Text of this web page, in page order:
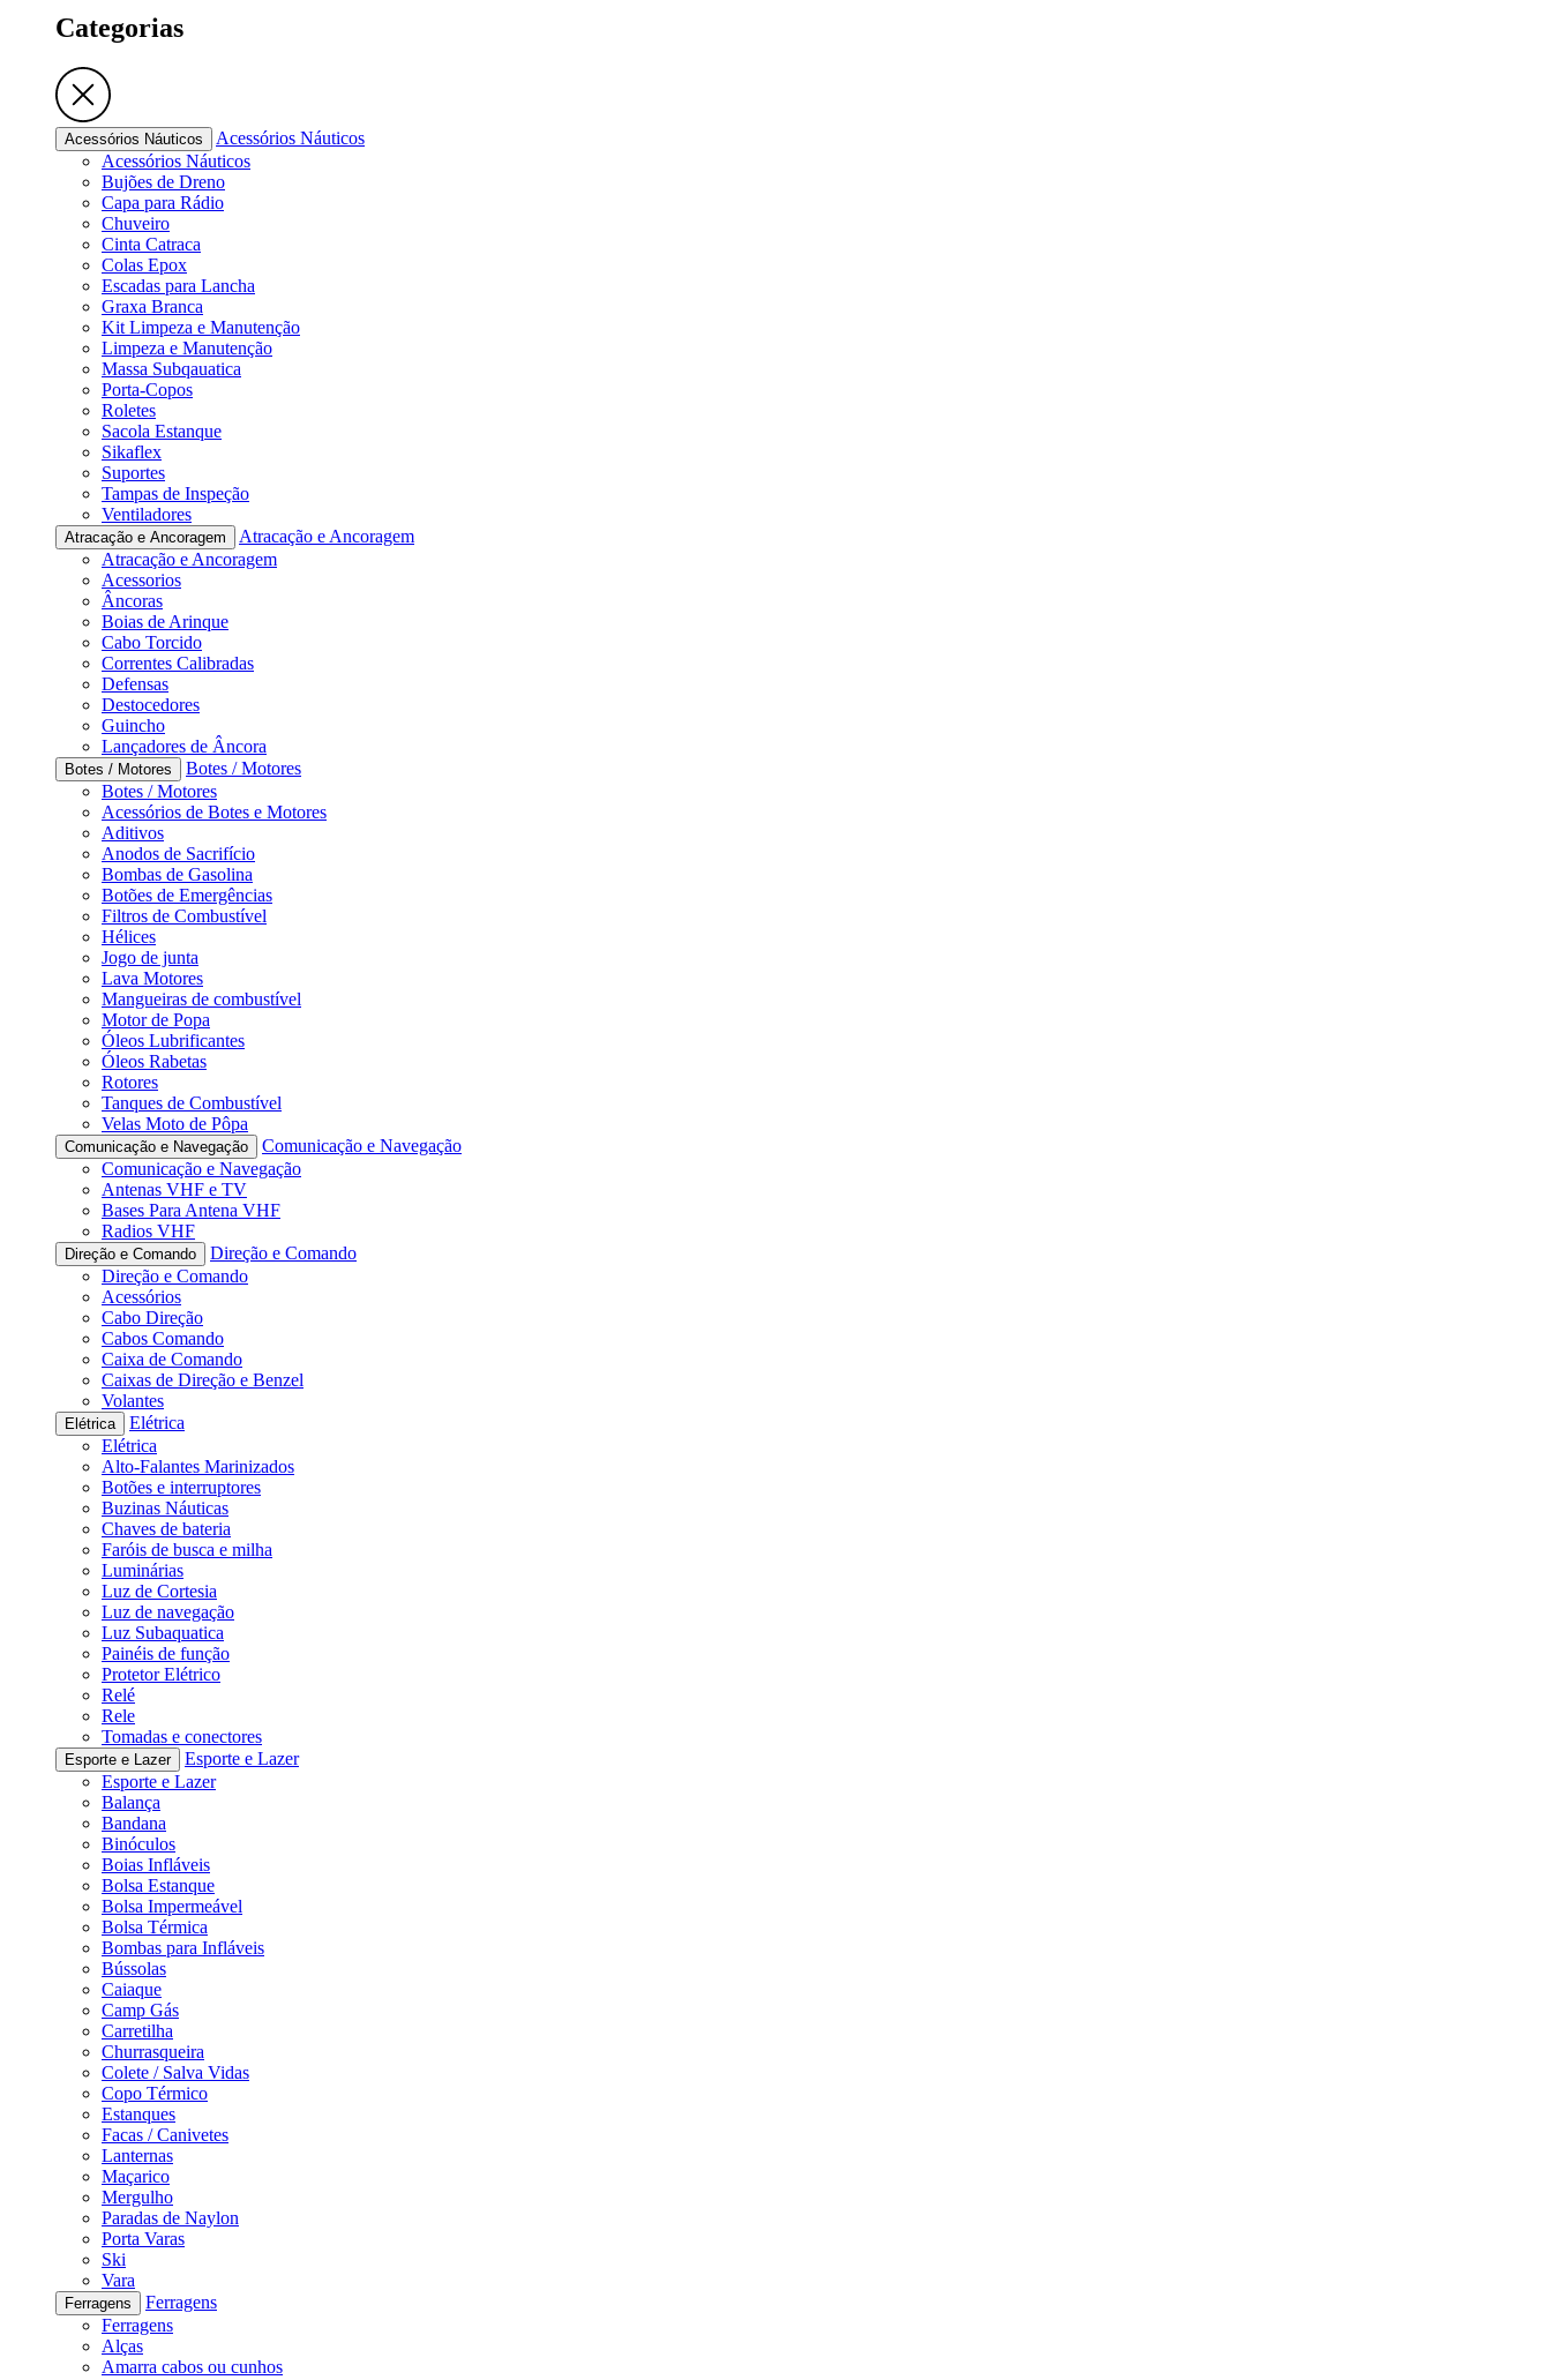
Categorias
Acessórios Náuticos
Acessórios Náuticos
Acessórios Náuticos
Bujões de Dreno
Capa para Rádio
Chuveiro
Cinta Catraca
Colas Epox
Escadas para Lancha
Graxa Branca
Kit Limpeza e Manutenção
Limpeza e Manutenção
Massa Subqauatica
Porta-Copos
Roletes
Sacola Estanque
Sikaflex
Suportes
Tampas de Inspeção
Ventiladores
Atracação e Ancoragem
Atracação e Ancoragem
Atracação e Ancoragem
Acessorios
Âncoras
Boias de Arinque
Cabo Torcido
Correntes Calibradas
Defensas
Destocedores
Guincho
Lançadores de Âncora
Botes / Motores
Botes / Motores
Botes / Motores
Acessórios de Botes e Motores
Aditivos
Anodos de Sacrifício
Bombas de Gasolina
Botões de Emergências
Filtros de Combustível
Hélices
Jogo de junta
Lava Motores
Mangueiras de combustível
Motor de Popa
Óleos Lubrificantes
Óleos Rabetas
Rotores
Tanques de Combustível
Velas Moto de Pôpa
Comunicação e Navegação
Comunicação e Navegação
Comunicação e Navegação
Antenas VHF e TV
Bases Para Antena VHF
Radios VHF
Direção e Comando
Direção e Comando
Direção e Comando
Acessórios
Cabo Direção
Cabos Comando
Caixa de Comando
Caixas de Direção e Benzel
Volantes
Elétrica
Elétrica
Elétrica
Alto-Falantes Marinizados
Botões e interruptores
Buzinas Náuticas
Chaves de bateria
Faróis de busca e milha
Luminárias
Luz de Cortesia
Luz de navegação
Luz Subaquatica
Painéis de função
Protetor Elétrico
Relé
Rele
Tomadas e conectores
Esporte e Lazer
Esporte e Lazer
Esporte e Lazer
Balança
Bandana
Binóculos
Boias Infláveis
Bolsa Estanque
Bolsa Impermeável
Bolsa Térmica
Bombas para Infláveis
Bússolas
Caiaque
Camp Gás
Carretilha
Churrasqueira
Colete / Salva Vidas
Copo Térmico
Estanques
Facas / Canivetes
Lanternas
Maçarico
Mergulho
Paradas de Naylon
Porta Varas
Ski
Vara
Ferragens
Ferragens
Ferragens
Alças
Amarra cabos ou cunhos